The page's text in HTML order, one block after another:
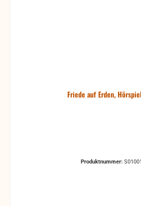
Friede auf Erden,
Produktnummer: S01001